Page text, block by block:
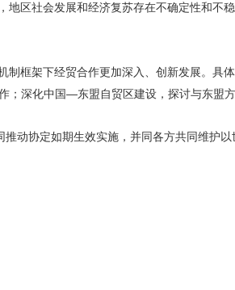
地区社会发展和经济复苏存在不确定性和不
制框架下经贸合作更加深入、创新发展。具
；深化中国—东盟自贸区建设，探讨与东盟
动协定如期生效实施，并同各方共同维护